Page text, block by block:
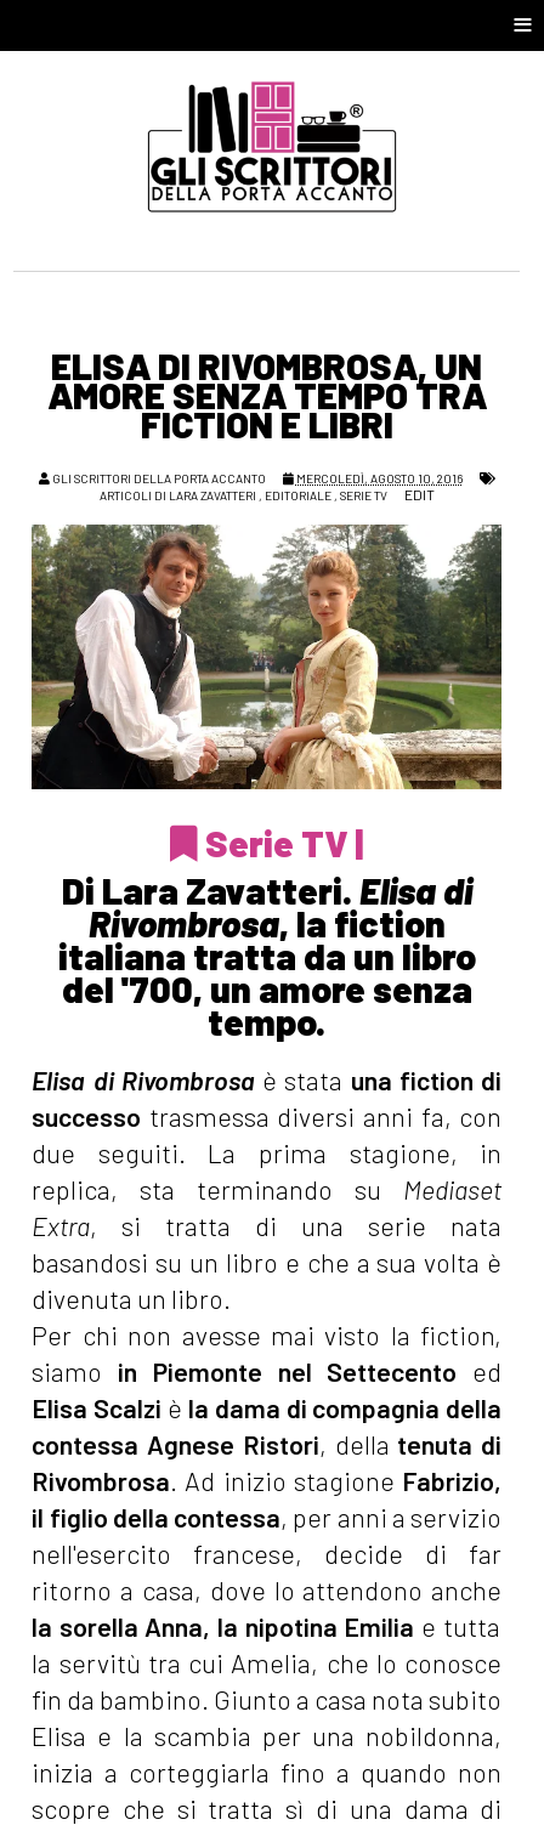
≡
ELISA DI RIVOMBROSA, UN
AMORE SENZA TEMPO TRA
FICTION E LIBRI
GLI SCRITTORI DELLA PORTA ACCANTO
MERCOLEDÌ, AGOSTO 10, 2016
ARTICOLI DI LARA ZAVATTERI , EDITORIALE, SERIE TV EDIT
Serie TV |
Di Lara Zavatteri.Elisa di
Rivombrosa, la fiction
italiana tratta da un libro
del '700, un amore senza
tempo.
Elisa di Rivombrosaè stata una fiction di
successo trasmessa diversi anni fa, con
due seguiti. La prima stagione, in
replica, sta terminando su Mediaset
Extra, si tratta di una serie nata
basandosi su un libro e che a sua volta è
divenuta un libro.
Per chi non avesse mai visto la fiction,
siamo in Piemonte nel Settecento ed
Elisa Scalzi è la dama di compagnia della
contessa Agnese Ristori, della tenuta di
Rivombrosa . Ad inizio stagione Fabrizio,
il figlio della contessa, per anni a servizio
nell'esercito francese, decide di far
ritorno a casa, dove lo attendono anche
la sorella Anna, la nipotina Emilia e tutta
la servitù tra cui Amelia, che lo conosce
fin da bambino. Giunto a casa nota subito
Elisa e la scambia per una nobildonna,
inizia a corteggiarla fino a quando non
scopre che si tratta sì di una dama di